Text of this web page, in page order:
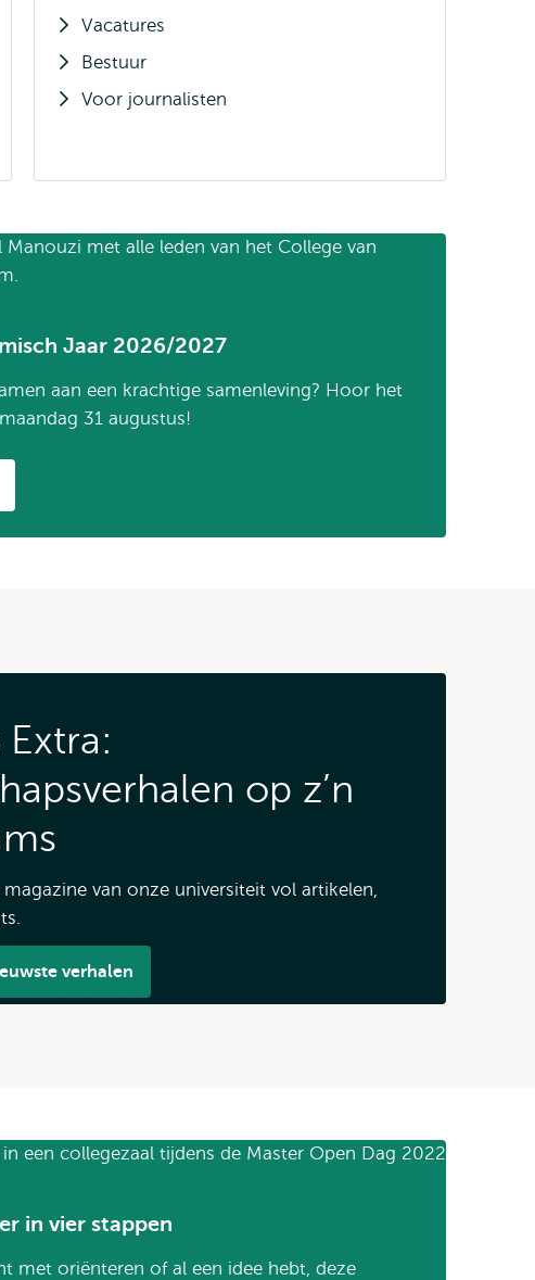
Vacatures
Bestuur
Voor journalisten
Jaar 2026/2027
aan een krachtige samenleving? Hoor het
31 augustus!
Extra:
op z’n
van onze universiteit vol artikelen,
verhalen
in vier stappen
met oriënteren of al een idee hebt, deze